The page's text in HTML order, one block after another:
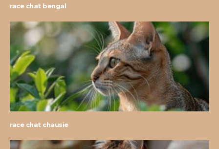
race chat bengal
race chat chausie